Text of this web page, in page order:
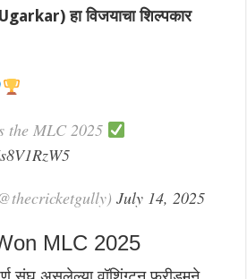
हा विजयाचा शिल्पकार
the MLC 2025
July 14, 2025
MLC 2025